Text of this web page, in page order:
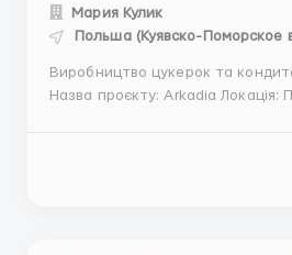
Мария Кулик
Польша (Куявско-Поморское
Виробництво цукерок та
Назва проєкту: Arkadia Локація: Польща, Gostycyn
простих, допоміжних дій на виробництві: